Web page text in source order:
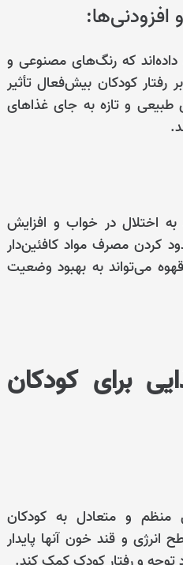
که رنگ‌های مصنوعی و
رفتار کودکان بیش‌فعال تأثیر
طبیعی و تازه به جای غذاهای
اختلال در خواب و افزایش
کردن مصرف مواد کافئین‌دار
می‌تواند به بهبود وضعیت
برای کودکان
منظم و متعادل به کودکان
و قند خون آنها پایدار